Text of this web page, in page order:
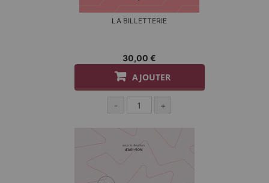
LA BILLETTERIE
30,00 €
AJOUTER
- +